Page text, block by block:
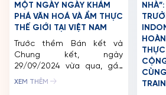
TRANG CHỦ
MCO
CUỘC THI
TIN TỨC & THƯ
MỘT NGÀY NGÀY KHÁM
PHÁ VĂN HOÁ VÀ ẨM THỰC
THẾ GIỚI TẠI VIỆT NAM
Trước thềm Bán kết và
Chung kết, ngày
29/09/2024 vừa qua, gần
60 đại diện của Miss
XEM THÊM
TRAIN